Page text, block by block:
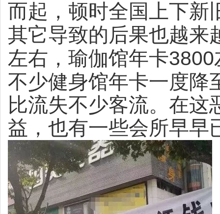
而起，顿时全国上下新
其它导致的后果也越来
左右，瑜伽馆年卡3800
不少健身馆年卡一度降
比流失不少客流。在
益，也有一些会所早早